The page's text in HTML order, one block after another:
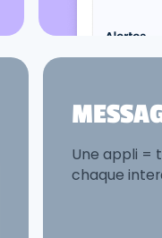
Une appli =
chaque